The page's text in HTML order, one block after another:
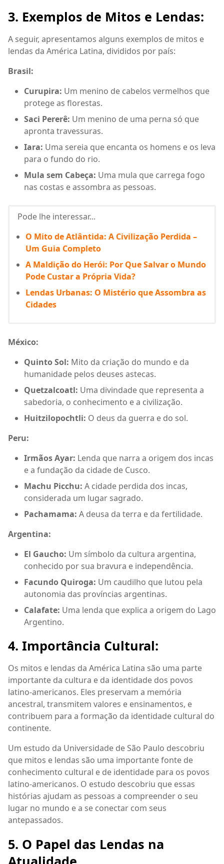
3. Exemplos de Mitos e Lendas:
A seguir, apresentamos alguns exemplos de mitos e
lendas da América Latina, divididos por país:
Brasil:
Curupira: Um menino de cabelos vermelhos que
protege as florestas.
Saci Pererê: Um menino de uma perna só que
apronta travessuras.
Iara: Uma sereia que encanta os homens e os leva
para o fundo do rio.
Mula sem Cabeça: Uma mula que carrega fogo
nas costas e assombra as pessoas.
Pode lhe interessar...
O Mito de Atlântida: A Civilização Perdida –
Um Guia Completo
A Maldição do Herói: Por Que Salvar o Mundo
Pode Custar a Própria Vida?
Lendas Urbanas: O Mistério que Assombra as
Cidades
México:
Quinto Sol: Mito da criação do mundo e da
humanidade pelos deuses astecas.
Quetzalcoatl: Uma divindade que representa a
sabedoria, o conhecimento e a civilização.
Huitzilopochtli: O deus da guerra e do sol.
Peru:
Irmãos Ayar: Lenda que narra a origem dos incas
e a fundação da cidade de Cusco.
Machu Picchu: A cidade perdida dos incas,
considerada um lugar sagrado.
Pachamama: A deusa da terra e da fertilidade.
Argentina:
El Gaucho: Um símbolo da cultura argentina,
conhecido por sua bravura e independência.
Facundo Quiroga: Um caudilho que lutou pela
autonomia das províncias argentinas.
Calafate: Uma lenda que explica a origem do Lago
Argentino.
4. Importância Cultural:
Os mitos e lendas da América Latina são uma parte
importante da cultura e da identidade dos povos
latino-americanos. Eles preservam a memória
ancestral, transmitem valores e ensinamentos, e
contribuem para a formação da identidade cultural do
continente.
Um estudo da Universidade de São Paulo descobriu
que mitos e lendas são uma importante fonte de
conhecimento cultural e de identidade para os povos
latino-americanos. O estudo descobriu que essas
histórias ajudam as pessoas a compreender o seu
lugar no mundo e a se conectar com seus
antepassados.
5. O Papel das Lendas na